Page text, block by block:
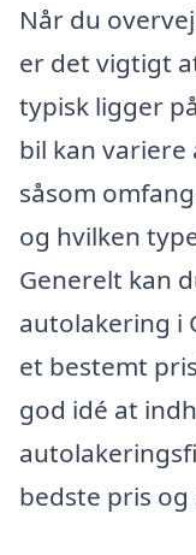
Når du
er det vigtigt
typisk ligger
bil kan
såsom
og hvilken
Generelt kan
autolakering i
et bestemt
god idé at
bedste pris og